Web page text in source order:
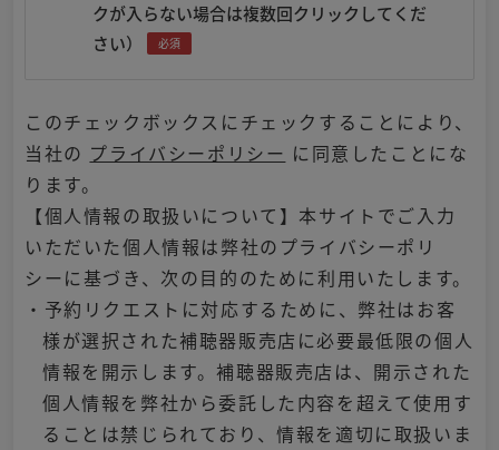
クが入らない場合は複数回クリックしてくだ
さい）
必須
このチェックボックスにチェックすることにより、
当社の プライバシーポリシー に同意したことにな
ります。
【個人情報の取扱いについて】本サイトでご入力
いただいた個人情報は弊社のプライバシーポリ
シーに基づき、次の目的のために利用いたします。
・予約リクエストに対応するために、弊社はお客
様が選択された補聴器販売店に必要最低限の個人
情報を開示します。補聴器販売店は、開示された
個人情報を弊社から委託した内容を超えて使用す
ることは禁じられており、情報を適切に取扱いま